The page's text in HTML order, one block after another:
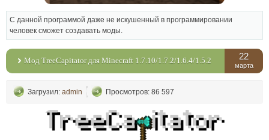
С данной программой даже не искушенный в программировании
человек сможет создавать моды.
Мод TreeCapitator для Minecraft 1.7.10/1.7.2/1.6.4/1.5.2 22
марта
Загрузил: admin Просмотров: 86 597